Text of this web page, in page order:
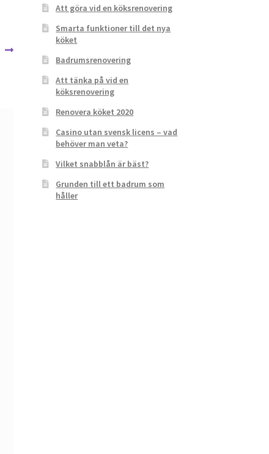
Att göra vid en köksrenovering
Smarta funktioner till det nya
köket
Badrumsrenovering
Att tänka på vid en
köksrenovering
Renovera köket 2020
Casino utan svensk licens – vad
behöver man veta?
Vilket snabblån är bäst?
Grunden till ett badrum som
håller